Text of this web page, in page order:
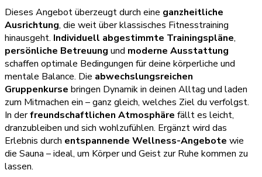
Dieses Angebot überzeugt durch eine ganzheitliche
Ausrichtung, die weit über klassisches Fitnesstraining
hinausgeht. Individuell abgestimmte Trainingspläne,
persönliche Betreuung und moderne Ausstattung
schaffen optimale Bedingungen für deine körperliche und
mentale Balance. Die abwechslungsreichen
Gruppenkurse bringen Dynamik in deinen Alltag und laden
zum Mitmachen ein – ganz gleich, welches Ziel du verfolgst.
In derfreundschaftlichen Atmosphäre fällt es leicht,
dranzubleiben und sich wohlzufühlen. Ergänzt wird das
Erlebnis durch entspannende Wellness-Angebote wie
die Sauna – ideal, um Körper und Geist zur Ruhe kommen zu
lassen.